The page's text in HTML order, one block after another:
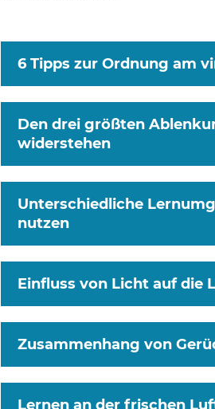
6 Tipps zur Ordnung am
Den drei größten
widerstehen
Unterschiedliche
nutzen
Einfluss von Licht auf die
Zusammenhang von
Lernen an der frischen